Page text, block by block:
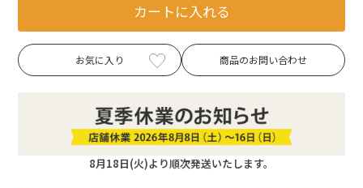
カートに入れる
お気に入り 商品のお問い合わせ
8月18日(火)より順次発送いたします。